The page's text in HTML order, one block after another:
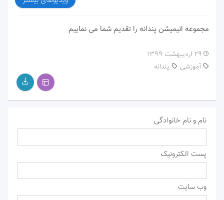
مجموعه انیمیشن پندانه را تقدیم شما می نماییم
۲۹ اردیبهشت ۱۳۹۹
آموزشی
پندانه
نام و نام خانوادگی
پست الکترونیک
وب سایت